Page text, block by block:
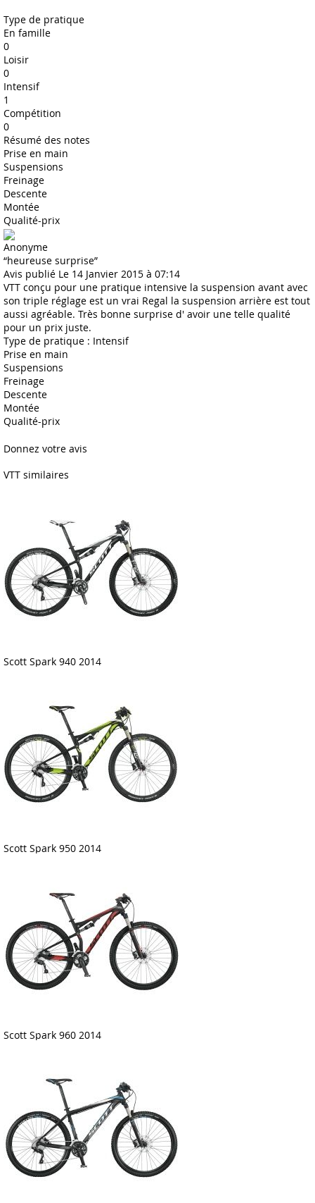
Type de pratique
En famille
0
Loisir
0
Intensif
1
Compétition
0
Résumé des notes
Prise en main
Suspensions
Freinage
Descente
Montée
Qualité-prix
Anonyme
“heureuse surprise”
Avis publié Le 14 Janvier 2015 à 07:14
VTT conçu pour une pratique intensive la suspension avant avec
son triple réglage est un vrai Regal la suspension arrière est tout
aussi agréable. Très bonne surprise d' avoir une telle qualité
pour un prix juste.
Type de pratique : Intensif
Prise en main
Suspensions
Freinage
Descente
Montée
Qualité-prix
Donnez votre avis
VTT similaires
Scott Spark 940 2014
Scott Spark 950 2014
Scott Spark 960 2014